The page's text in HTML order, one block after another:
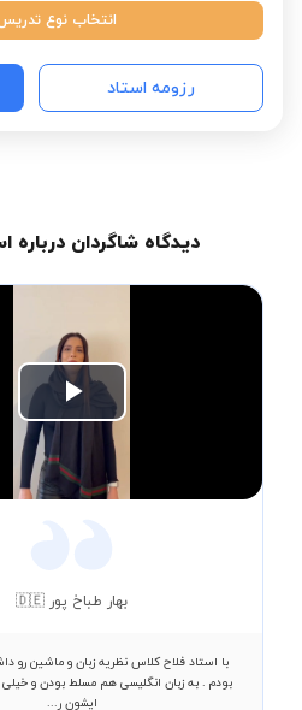
انتخاب نوع
رزومه استاد
دیدگاه شاگردان درباره
Play
Video
بهار طباخ پور 🇩🇪
با استاد فلاح کلاس نظریه زبان و ماشین رو
بودم . به زبان انگلیسی هم مسلط بودن و
ایشون ر...